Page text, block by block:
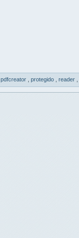
pdfcreator protegido reader